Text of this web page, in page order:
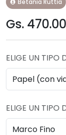
Betania Ruttia
Gs.
ELIGE UN TIPO
ELIGE UN TIPO